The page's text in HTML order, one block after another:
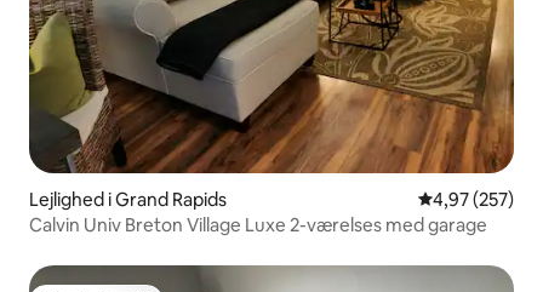
Lejlighed i Grand Rapids 4,97 ud af 5 i
4,97 (257)
Calvin Univ Breton Village Luxe 2-værelses med garage